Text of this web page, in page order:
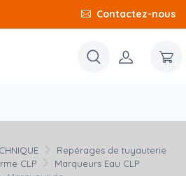
Contactez-nous
Repérages de tuyauterie
CLP
Marqueurs Eau CLP